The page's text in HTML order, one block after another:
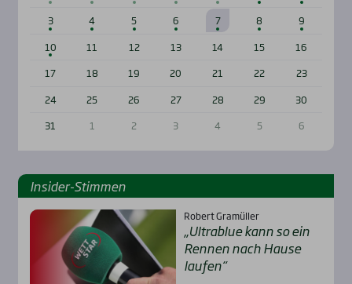
3
4 5 6 7 8
9
10
11 12 13 14 15
16
17
18 19 20 21 22
23
24
25 26 27 28 29
30
31
1 2 3 4 5 6
Insi­der-Stim­men
Robert Gramüller
„Ultra­b­lue kann so ein
Ren­nen nach Hau­se
lau­fen“